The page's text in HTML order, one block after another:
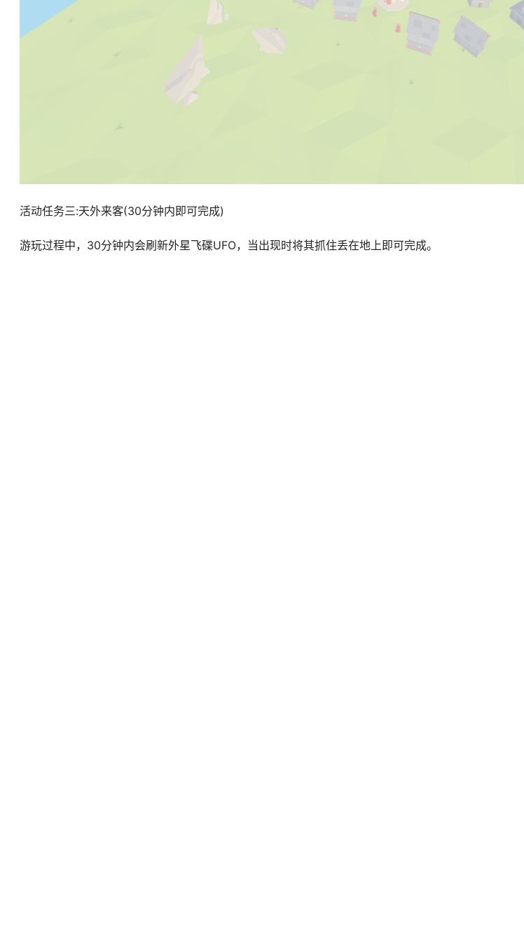
活动任务三:天外来客(30分钟内即可完成)
游玩过程中，30分钟内会刷新外星飞碟UFO，当出现时将其抓住丢在地上即可完成。